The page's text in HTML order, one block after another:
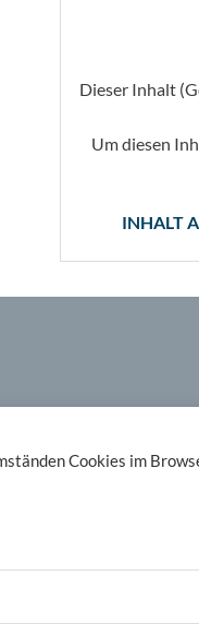
Dieser Inhalt
Um diesen
INHALT
Cookies im